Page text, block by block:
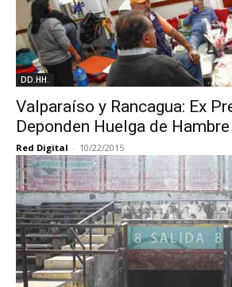
DD.HH.
Valparaíso y Rancagua: Ex
Deponden Huelga de Hambre
Red Digital - 10/22/2015